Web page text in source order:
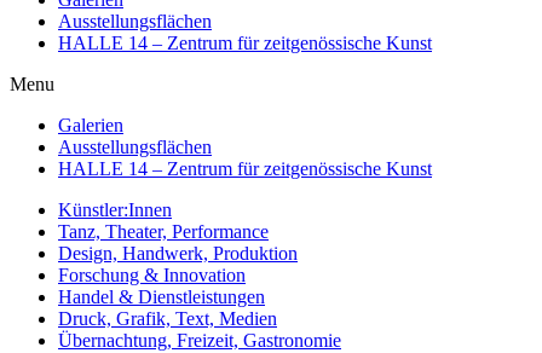
Ausstellungsflächen
HALLE 14 – Zentrum für zeitgenössische Kunst
Menu
Galerien
Ausstellungsflächen
HALLE 14 – Zentrum für zeitgenössische Kunst
Künstler:Innen
Tanz, Theater, Performance
Design, Handwerk, Produktion
Forschung & Innovation
Handel & Dienstleistungen
Druck, Grafik, Text, Medien
Übernachtung, Freizeit, Gastronomie